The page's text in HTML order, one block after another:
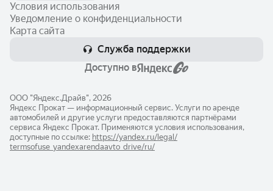
Условия использования
Уведомление о конфиденциальности
Карта сайта
Служба поддержки
Доступно в
ООО "Яндекс.Драйв", 2026
Яндекс Прокат — информационный сервис. Услуги по аренде
автомобилей и другие услуги предоставляются партнёрами
сервиса Яндекс Прокат. Применяются условия использования,
доступные по ссылке: https://yandex.ru/legal/​
termsofuse_yandexarendaavto_drive/ru/